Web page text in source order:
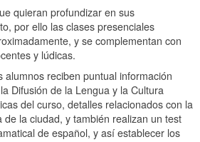
quieran profundizar en sus
por ello las clases presenciales
y se complementan con
y lúdicas.
alumnos reciben puntual información
Difusión de la Lengua y la Cultura
del curso, detalles relacionados con la
la ciudad, y también realizan un test
de español, y así establecer los